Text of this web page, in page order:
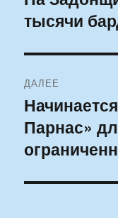
записям
запись:
тысячи
ДАЛЕЕ
Следующая
запись:
Парнас»